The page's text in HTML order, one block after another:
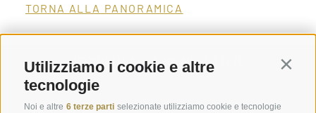
Utilizziamo i cookie e altre
tecnologie
Noi e altre 6 terze parti selezionate utilizziamo cookie e tecnologie
TORNA ALLA PANORAMICA
ISCRIVITI ALLA NEWSLETTER